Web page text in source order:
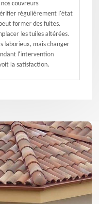
couvreurs
régulièrement l'état
former des fuites.
les tuiles altérées.
laborieux, mais changer
l'intervention
la satisfaction.